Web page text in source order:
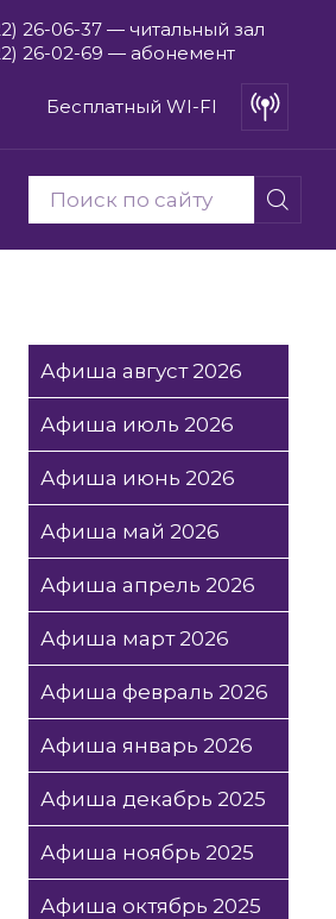
26-06-37 — читальный зал
26-02-69 — абонемент
Бесплатный WI-FI
Афиша август 2026
Афиша июль 2026
Афиша июнь 2026
Афиша май 2026
Афиша апрель 2026
Афиша март 2026
Афиша февраль 2026
Афиша январь 2026
Афиша декабрь 2025
Афиша ноябрь 2025
Афиша октябрь 2025